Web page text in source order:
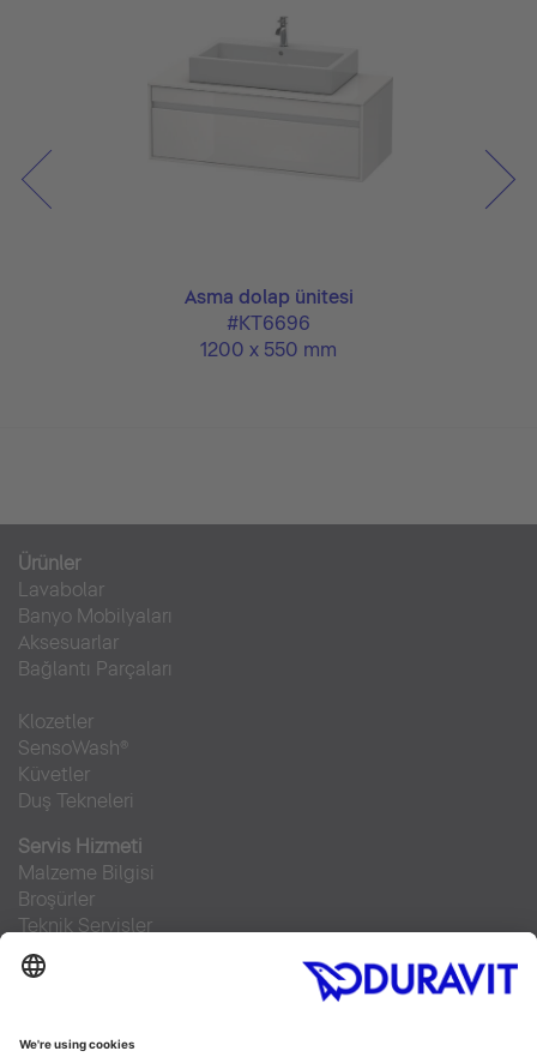
Asma dolap ünitesi
#KT6696
1200 x 550 mm
Ürünler
Lavabolar
Banyo Mobilyaları
Aksesuarlar
Bağlantı Parçaları
Klozetler
SensoWash®
Küvetler
Duş Tekneleri
Servis Hizmeti
Malzeme Bilgisi
Broşürler
Teknik Servisler
Sıkça sorulan sorular